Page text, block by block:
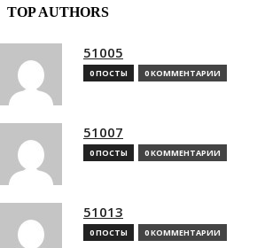
TOP AUTHORS
51005
0 ПОСТЫ 0 КОММЕНТАРИИ
51007
0 ПОСТЫ 0 КОММЕНТАРИИ
51013
0 ПОСТЫ 0 КОММЕНТАРИИ